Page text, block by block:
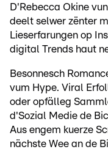
D'Rebecca Okine
deelt selwer zënter
Lieserfarungen op
digital Trends haut
Besonnesch
vum Hype. Viral
oder opfälleg
d'Sozial Medie de
Aus engem kuerze
nächste Wee an de